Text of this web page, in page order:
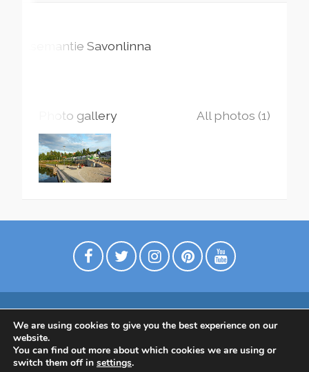
Asemantie Savonlinna
Photo gallery All photos (1)
Digimarkkinointia matkailuyrityksille
Tietoa meistä
Ota yhtettä
Tietosuojaseloste
Tietoa Suomesta
We are using cookies to give you the best experience on our
website.
You can find out more about which cookies we are using or
switch them off in settings.